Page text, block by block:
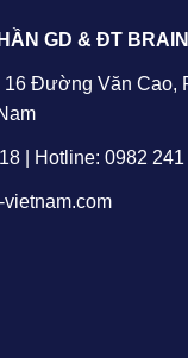
GD & ĐT
16 Đường Văn Cao,
| Hotline: 0982